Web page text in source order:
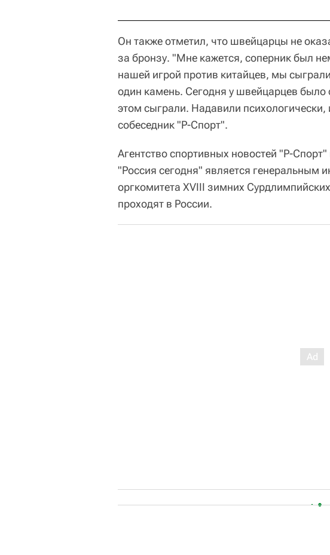
Он также отметил, что швейцарцы не
за бронзу. "Мне кажется, соперник был
нашей игрой против китайцев, мы
один камень. Сегодня у швейцарцев
этом сыграли. Надавили
собеседник "Р-Спорт".
Агентство спортивных новостей "Р-
"Россия сегодня" является
оргкомитета XVIII зимних
проходят в России.